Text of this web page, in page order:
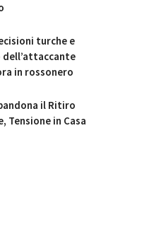
turche e
in rossonero
il Ritiro
Tensione in Casa